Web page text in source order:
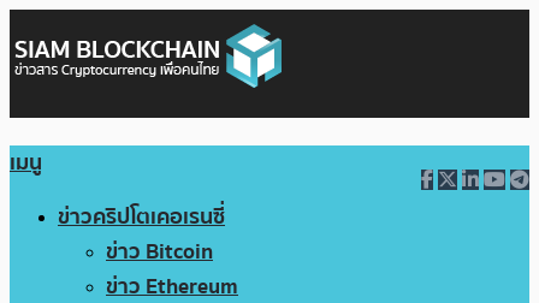
เมนู
ข่าวคริปโตเคอเรนซี่
ข่าว Bitcoin
ข่าว Ethereum